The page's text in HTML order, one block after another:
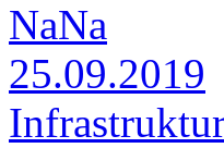
NaNa
25.09.2019